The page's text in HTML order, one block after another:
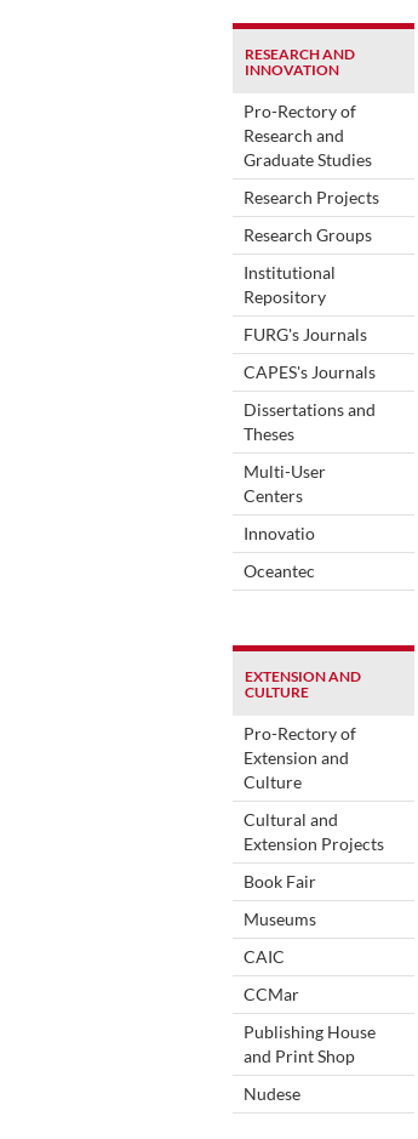
RESEARCH AND
INNOVATION
Pro-Rectory of
Research and
Graduate Studies
Research Projects
Research Groups
Institutional
Repository
FURG's Journals
CAPES's Journals
Dissertations and
Theses
Multi-User
Centers
Innovatio
Oceantec
EXTENSION AND
CULTURE
Pro-Rectory of
Extension and
Culture
Cultural and
Extension Projects
Book Fair
Museums
CAIC
CCMar
Publishing House
and Print Shop
Nudese